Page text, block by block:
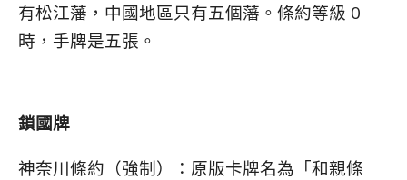
有松江藩，中國地區只有五個藩。條約等級 0
時，手牌是五張。
鎖國牌
神奈川條約（強制）：原版卡牌名為「和親條